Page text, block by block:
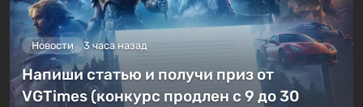
Новости 3 часа назад
Напиши статью и получи приз от
VGTimes (конкурс продлен с 9 до 30